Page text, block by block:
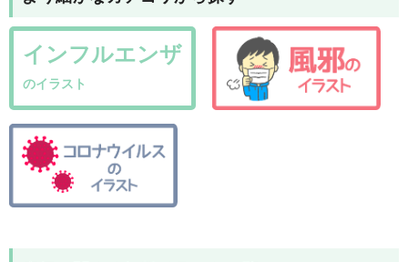
インフルエンザ
のイラスト